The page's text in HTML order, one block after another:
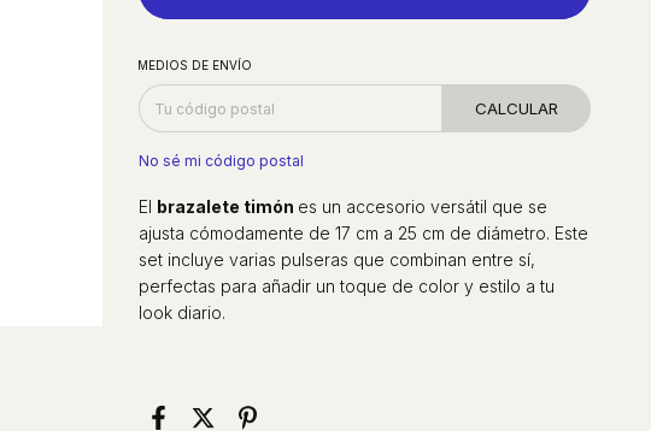
MEDIOS DE ENVÍO
CALCULAR
No sé mi código postal
El brazalete timón es un accesorio versátil que se
ajusta cómodamente de 17 cm a 25 cm de diámetro. Este
set incluye varias pulseras que combinan entre sí,
perfectas para añadir un toque de color y estilo a tu
look diario.